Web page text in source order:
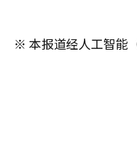
※ 本报道经人工智能